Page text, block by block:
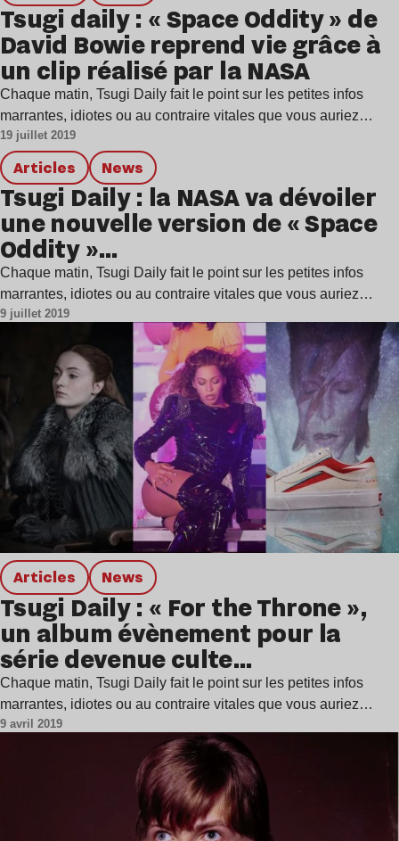
Tsugi daily : « Space Oddity » de
David Bowie reprend vie grâce à
un clip réalisé par la NASA
Chaque matin, Tsugi Daily fait le point sur les petites infos
marrantes, idiotes ou au contraire vitales que vous auriez…
19 juillet 2019
Articles news
Tsugi Daily : la NASA va dévoiler
une nouvelle version de « Space
Oddity »…
Chaque matin, Tsugi Daily fait le point sur les petites infos
marrantes, idiotes ou au contraire vitales que vous auriez…
9 juillet 2019
Articles news
Tsugi Daily : « For the Throne »,
un album évènement pour la
série devenue culte…
Chaque matin, Tsugi Daily fait le point sur les petites infos
marrantes, idiotes ou au contraire vitales que vous auriez…
9 avril 2019